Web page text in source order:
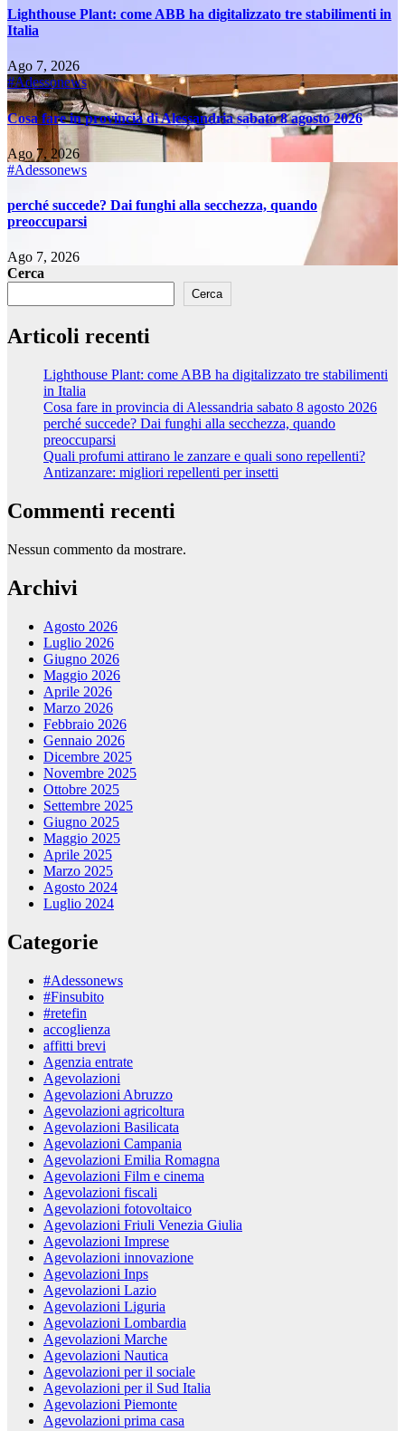
Lighthouse Plant: come ABB ha digitalizzato tre stabilimenti in
Italia
Ago 7, 2026
#Adessonews
Cosa fare in provincia di Alessandria sabato 8 agosto 2026
Ago 7, 2026
#Adessonews
perché succede? Dai funghi alla secchezza, quando
preoccuparsi
Ago 7, 2026
Cerca
Cerca
Articoli recenti
Lighthouse Plant: come ABB ha digitalizzato tre stabilimenti
in Italia
Cosa fare in provincia di Alessandria sabato 8 agosto 2026
perché succede? Dai funghi alla secchezza, quando
preoccuparsi
Quali profumi attirano le zanzare e quali sono repellenti?
Antizanzare: migliori repellenti per insetti
Commenti recenti
Nessun commento da mostrare.
Archivi
Agosto 2026
Luglio 2026
Giugno 2026
Maggio 2026
Aprile 2026
Marzo 2026
Febbraio 2026
Gennaio 2026
Dicembre 2025
Novembre 2025
Ottobre 2025
Settembre 2025
Giugno 2025
Maggio 2025
Aprile 2025
Marzo 2025
Agosto 2024
Luglio 2024
Categorie
#Adessonews
#Finsubito
#retefin
accoglienza
affitti brevi
Agenzia entrate
Agevolazioni
Agevolazioni Abruzzo
Agevolazioni agricoltura
Agevolazioni Basilicata
Agevolazioni Campania
Agevolazioni Emilia Romagna
Agevolazioni Film e cinema
Agevolazioni fiscali
Agevolazioni fotovoltaico
Agevolazioni Friuli Venezia Giulia
Agevolazioni Imprese
Agevolazioni innovazione
Agevolazioni Inps
Agevolazioni Lazio
Agevolazioni Liguria
Agevolazioni Lombardia
Agevolazioni Marche
Agevolazioni Nautica
Agevolazioni per il sociale
Agevolazioni per il Sud Italia
Agevolazioni Piemonte
Agevolazioni prima casa